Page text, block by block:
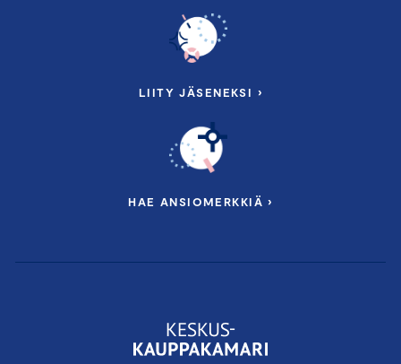
LIITY JÄSENEKSI ›
HAE ANSIOMERKKIÄ ›